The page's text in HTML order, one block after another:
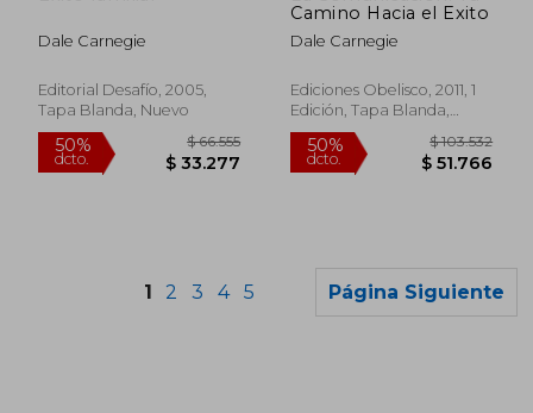
Dale Carnegie
Editorial Desafío, 2005,
Tapa Blanda, Nuevo
Camino Hacia el Exito
Dale Carnegie
Ediciones Obelisco, 2011, 1
Edición, Tapa Blanda,
Usado
1 2 3 4 5 Página Siguiente